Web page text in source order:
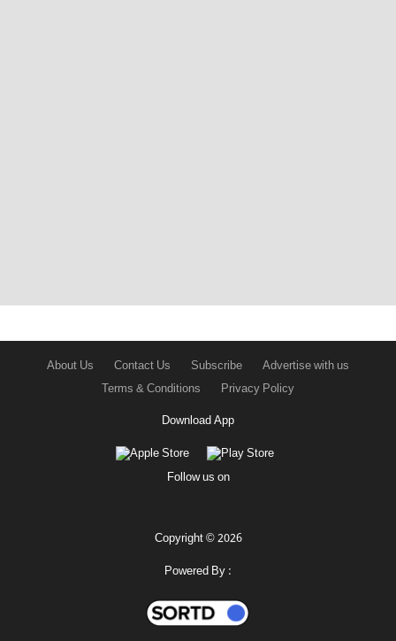
About Us Contact Us Subscribe
Advertise with us
Terms & Conditions
Privacy Policy
Download App
Follow us on
Copyright © 2026
Powered By :